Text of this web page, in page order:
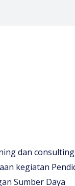
dan
kegiatan
Sumber Daya